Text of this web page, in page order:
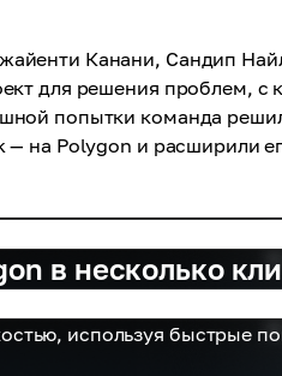
Канани, Сандип
для решения проблем, с
попытки команда
на Polygon и расширили
в несколько
используя быстрые